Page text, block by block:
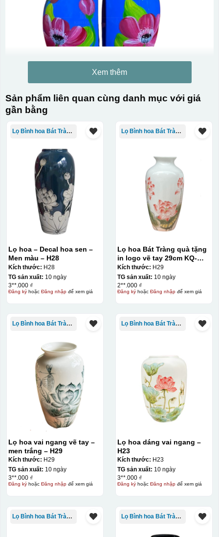
In lưới
In lưới (silk screen printing) trong ngành quà tặng là kỹ
Xem thêm
Sản phẩm liên quan cùng danh mục với giá
gần bằng
Lọ Bình hoa Bát Tràng in logo
Lọ hoa – Decal hoa sen –
Men màu – H28
Kích thước: H28
TG sản xuất: 10 ngày
3**.000 ₫
Đăng kýhoặc Đăng nhậpđể xem giá
Lọ Bình hoa Bát Tràng in logo
Lọ hoa Bát Tràng quà tặng
in logo vẽ tay 29cm KQ-
LH01
Kích thước: H29
TG sản xuất: 10 ngày
2**.000 ₫
Đăng kýhoặc Đăng nhậpđể xem giá
Lọ Bình hoa Bát Tràng in logo
Lọ hoa vai ngang vẽ tay –
men trắng – H29
Kích thước: H29
TG sản xuất: 10 ngày
3**.000 ₫
Đăng kýhoặc Đăng nhậpđể xem giá
Lọ Bình hoa Bát Tràng in logo
Lọ hoa dáng vai ngang –
H23
Kích thước: H23
TG sản xuất: 10 ngày
3**.000 ₫
Đăng kýhoặc Đăng nhậpđể xem giá
Lọ Bình hoa Bát Tràng in logo Lọ Bình hoa Bát Tràng in logo